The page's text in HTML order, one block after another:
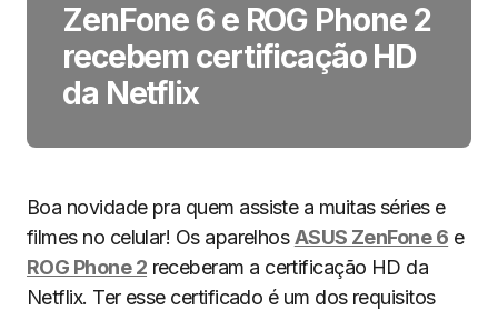
ZenFone 6 e ROG Phone 2
recebem certificação HD
da Netflix
Boa novidade pra quem assiste a muitas séries e
filmes no celular! Os aparelhosASUS ZenFone 6 e
ROG Phone 2 receberam a certificação HD da
Netflix. Ter esse certificado é um dos requisitos